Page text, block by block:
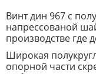
Винт дин 967 с
напрессованой
производстве где
Широкая
опорной части